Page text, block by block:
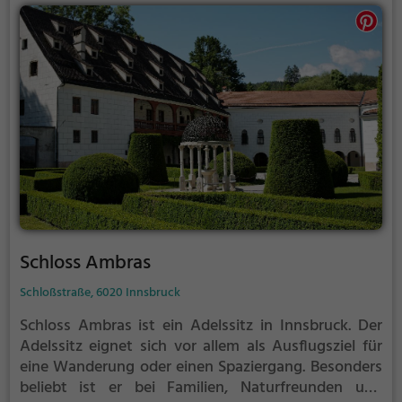
Schloss Ambras
Schloßstraße, 6020 Innsbruck
Schloss Ambras ist ein Adelssitz in Innsbruck. Der
Adelssitz eignet sich vor allem als Ausflugsziel für
eine Wanderung oder einen Spaziergang. Besonders
beliebt ist er bei Familien, Naturfreunden und